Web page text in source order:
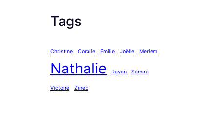
Tags
Christine Coralie Emilie Joëlle Meriem
Nathalie Rayan Samira
Victoire Zineb